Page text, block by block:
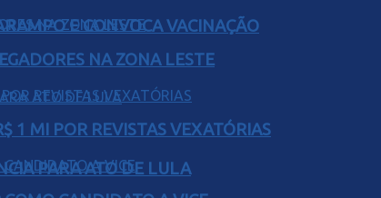
E CONVOCA VACINAÇÃO
PARA ATO DE LULA
NA ZONA LESTE
1 MI POR REVISTAS VEXATÓRIAS